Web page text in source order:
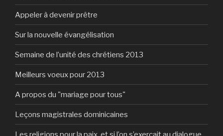
Appeler à devenir prêtre
Sur la nouvelle évangélisation
Semaine de l’unité des chrétiens 2013
Meilleurs voeux pour 2013
A propos du "mariage pour tous"
Leçons magistrales dominicaines